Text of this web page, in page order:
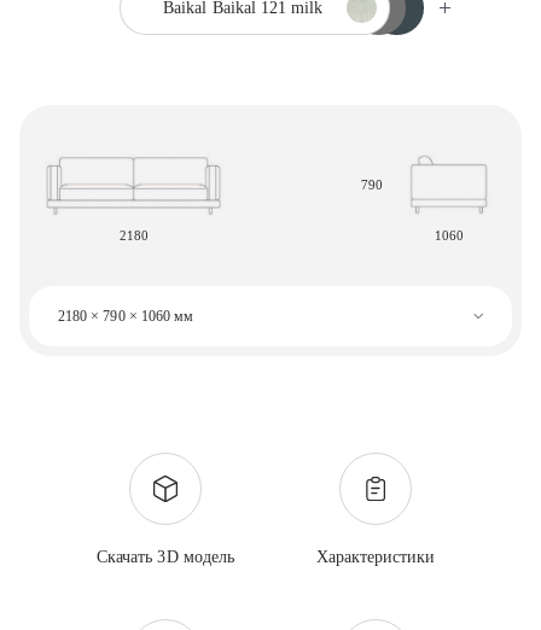
Baikal Baikal 121 milk
2180 × 790 × 1060 мм
2180
790
1060
Скачать 3D модель Характеристики